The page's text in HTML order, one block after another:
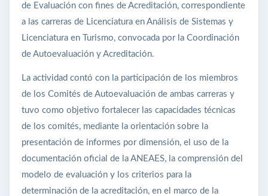
de Evaluación con fines de Acreditación, correspondiente
a las carreras de Licenciatura en Análisis de Sistemas y
Licenciatura en Turismo, convocada por la Coordinación
de Autoevaluación y Acreditación.
La actividad contó con la participación de los miembros
de los Comités de Autoevaluación de ambas carreras y
tuvo como objetivo fortalecer las capacidades técnicas
de los comités, mediante la orientación sobre la
presentación de informes por dimensión, el uso de la
documentación oficial de la ANEAES, la comprensión del
modelo de evaluación y los criterios para la
determinación de la acreditación, en el marco de la